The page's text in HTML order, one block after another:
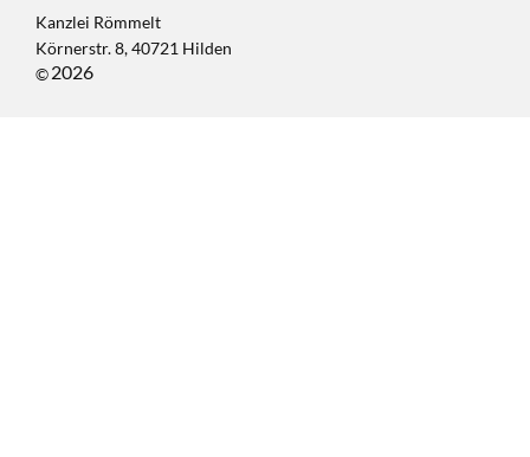
Kanzlei Römmelt
Körnerstr. 8, 40721 Hilden
©2026